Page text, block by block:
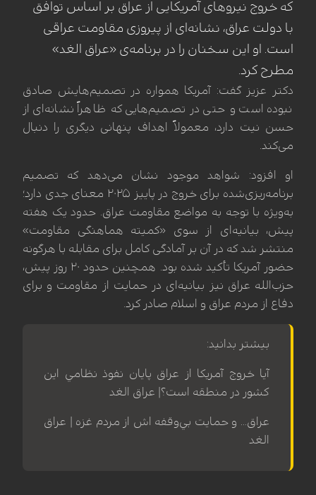
که خروج نیروهای آمریکایی از عراق بر اساس توافق
با دولت عراق، نشانه‌ای از پیروزی مقاومت عراقی
است. او این سخنان را در برنامه‌ی «عراق الغد»
مطرح کرد.
دکتر عزیز گفت: آمریکا همواره در تصمیم‌هایش صادق
نبوده است و حتی در تصمیم‌هایی که ظاهراً نشانه‌ای از
حسن نیت دارد، معمولاً اهداف پنهانی دیگری را دنبال
می‌کند.
او افزود: شواهد موجود نشان می‌دهد که تصمیم
برنامه‌ریزی‌شده برای خروج در پاییز ۲۰۲۵ معنای جدی دارد؛
به‌ویژه با توجه به مواضع مقاومت عراق. حدود یک هفته
پیش، بیانیه‌ای از سوی «کمیته هماهنگی مقاومت»
منتشر شد که در آن بر آمادگی کامل برای مقابله با هرگونه
حضور آمریکا تأکید شده بود. همچنین حدود ۲۰ روز پیش،
حزب‌الله عراق نیز بیانیه‌ای در حمایت از مقاومت و برای
دفاع از مردم عراق و اسلام صادر کرد.
بیشتر بدانید:
آيا خروج آمريكا از عراق پايان نفوذ نظامي اين
كشور در منطقه است؟| عراق الغد
عراق... و حمايت بي‌وقفه اش از مردم غزه | عراق
الغد